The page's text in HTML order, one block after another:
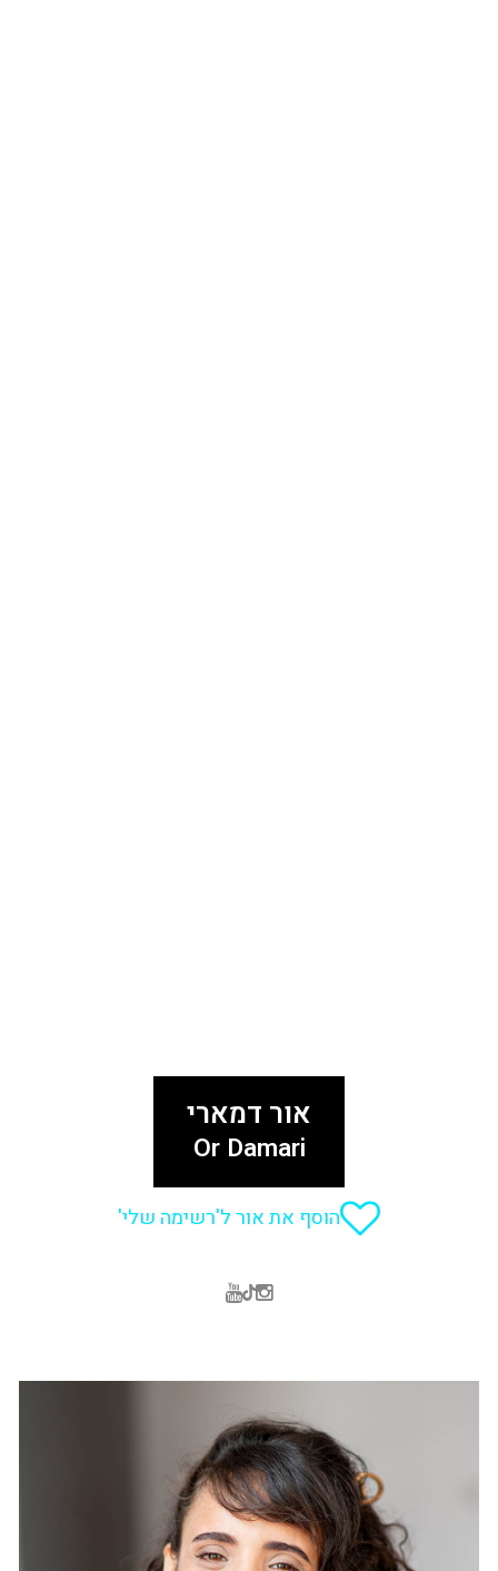
אור דמארי
Or Damari
הוסף את אור ל'רשימה שלי'